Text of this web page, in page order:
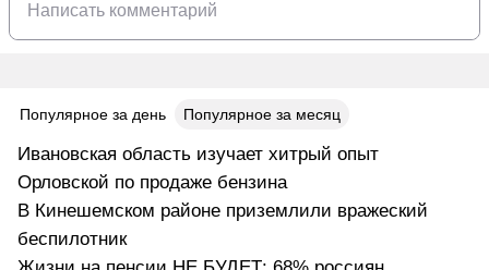
Популярное за день Популярное за месяц
Ивановская область изучает хитрый опыт
Орловской по продаже бензина
В Кинешемском районе приземлили вражеский
беспилотник